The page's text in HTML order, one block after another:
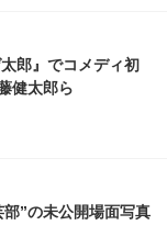
郎』でコメディ初
健太郎ら
”の未公開場面写真